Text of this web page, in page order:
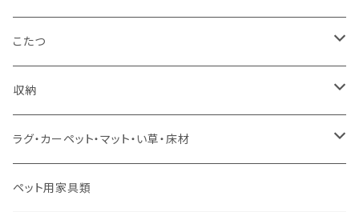
コーナーソファ
ソファセット
スツール・オットマン
ソファ付属品
ワイドダブルサイズ以上（フレームのみ）
シングルサイズ以下（マットレス付）
セミダブルサイズ（マットレス付）
ダブルサイズ（マットレス付）
ダイニング5点・6点セット
ダイニング7点セット以上
ダイニングテーブル
カウンターテーブル
リフティングテーブル
サイドテーブル・コーヒーテーブル
ダイニングチェア
カウンターチェア
キッズチェア
オフィスチェア・ゲーミングチェア
こたつ
こたつテーブル
こたつ布団
コタツ・布団セット
収納
本棚・シェルフ
食器棚・収納庫
ラグ・カーペット・マット・い草・床材
マット・フロアタイル
ペット用家具類